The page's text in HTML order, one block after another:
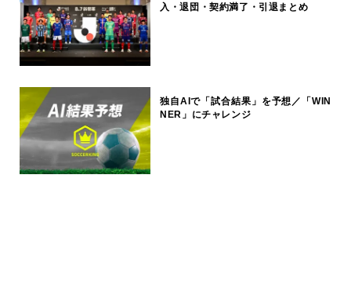
入・退団・契約満了・引退まとめ
独自AIで「試合結果」を予想／「WIN
NER」にチャレンジ